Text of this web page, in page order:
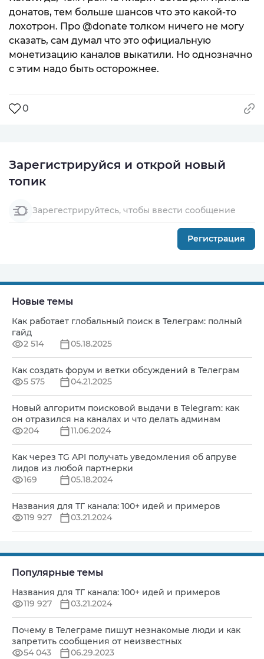
донатов, тем больше шансов что это какой-то
лохотрон. Про @donate толком ничего не могу
сказать, сам думал что это официальную
монетизацию каналов выкатили. Но однозначно
с этим надо быть осторожнее.
0
Зарегистрируйся и открой новый
топик
Зарегестрируйтесь, чтобы ввести сообщение
Регистрация
Новые темы
Как работает глобальный поиск в Телеграм: полный
гайд
2 514
05.18.2025
Как создать форум и ветки обсуждений в Телеграм
5 575
04.21.2025
Новый алгоритм поисковой выдачи в Telegram: как
он отразился на каналах и что делать админам
204
11.06.2024
Как через TG API получать уведомления об апруве
лидов из любой партнерки
169
05.18.2024
Названия для ТГ канала: 100+ идей и примеров
119 927
03.21.2024
Популярные темы
Названия для ТГ канала: 100+ идей и примеров
119 927
03.21.2024
Почему в Телеграме пишут незнакомые люди и как
запретить сообщения от неизвестных
54 043
06.29.2023